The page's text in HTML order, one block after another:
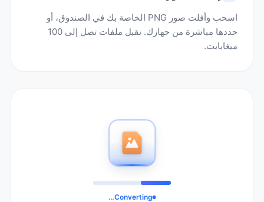
اسحب وأفلت صور PNG الخاصة بك في الصندوق، أو
حددها مباشرة من جهازك. نقبل ملفات تصل إلى 100
ميغابايت.
Converting…